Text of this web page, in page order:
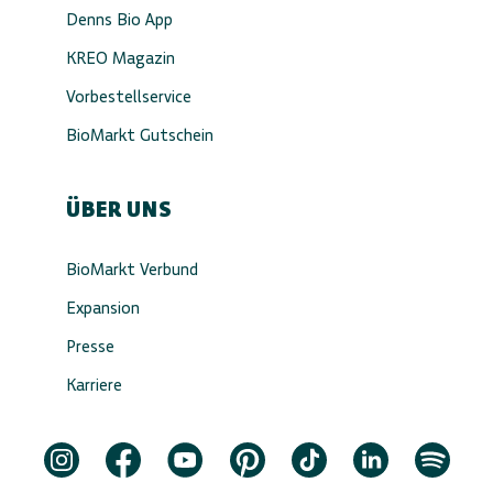
Denns Bio App
KREO Magazin
Vorbestellservice
BioMarkt Gutschein
ÜBER UNS
BioMarkt Verbund
Expansion
Presse
Karriere